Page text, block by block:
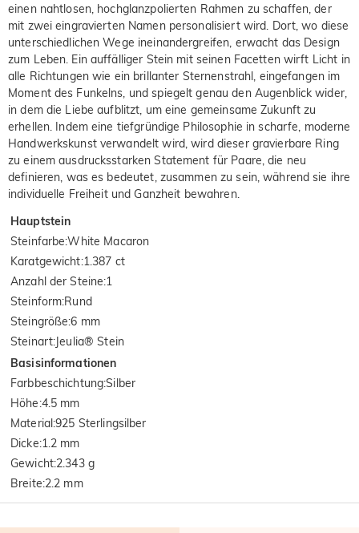
einen nahtlosen, hochglanzpolierten Rahmen zu schaffen, der
mit zwei eingravierten Namen personalisiert wird. Dort, wo diese
unterschiedlichen Wege ineinandergreifen, erwacht das Design
zum Leben. Ein auffälliger Stein mit seinen Facetten wirft Licht in
alle Richtungen wie ein brillanter Sternenstrahl, eingefangen im
Moment des Funkelns, und spiegelt genau den Augenblick wider,
in dem die Liebe aufblitzt, um eine gemeinsame Zukunft zu
erhellen. Indem eine tiefgründige Philosophie in scharfe, moderne
Handwerkskunst verwandelt wird, wird dieser gravierbare Ring
zu einem ausdrucksstarken Statement für Paare, die neu
definieren, was es bedeutet, zusammen zu sein, während sie ihre
individuelle Freiheit und Ganzheit bewahren.
Hauptstein
Steinfarbe:White Macaron
Karatgewicht:1.387 ct
Anzahl der Steine:1
Steinform:Rund
Steingröße:6 mm
Steinart:Jeulia® Stein
Basisinformationen
Farbbeschichtung:Silber
Höhe:4.5 mm
Material:925 Sterlingsilber
Dicke:1.2 mm
Gewicht:2.343 g
Breite:2.2 mm